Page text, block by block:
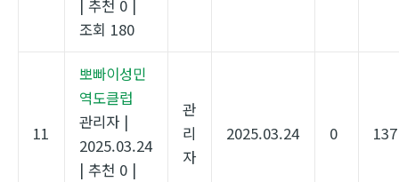
| 추천 0 |
조회 180
11
뽀빠이성민
역도클럽
관리자 |
2025.03.24
| 추천 0 |
관
리
자
2025.03.24 0 137